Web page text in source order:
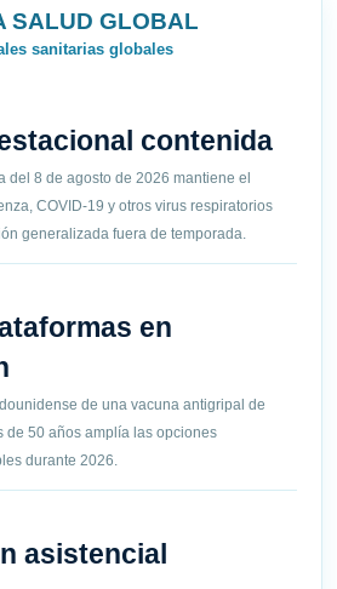
SALUD GLOBAL
sanitarias globales
contenida
del 8 de agosto de 2026 mantiene el
COVID-19 y otros virus respiratorios
generalizada fuera de temporada.
en
de una vacuna antigripal de
de 50 años amplía las opciones
durante 2026.
asistencial